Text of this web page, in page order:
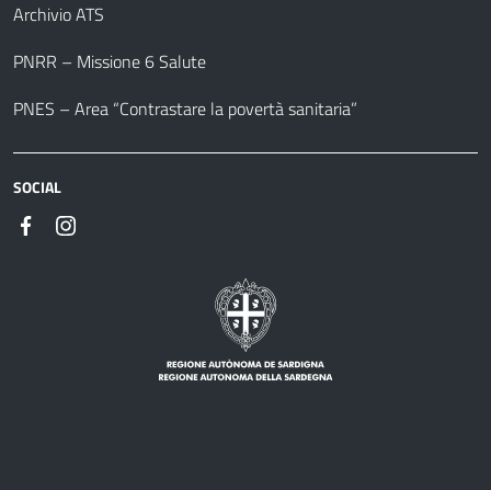
Archivio ATS
PNRR – Missione 6 Salute
PNES – Area “Contrastare la povertà sanitaria”
SOCIAL